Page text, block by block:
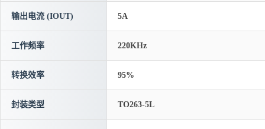
输出电流 (IOUT) 5A
工作频率 220KHz
转换效率 95%
封装类型 TO263-5L